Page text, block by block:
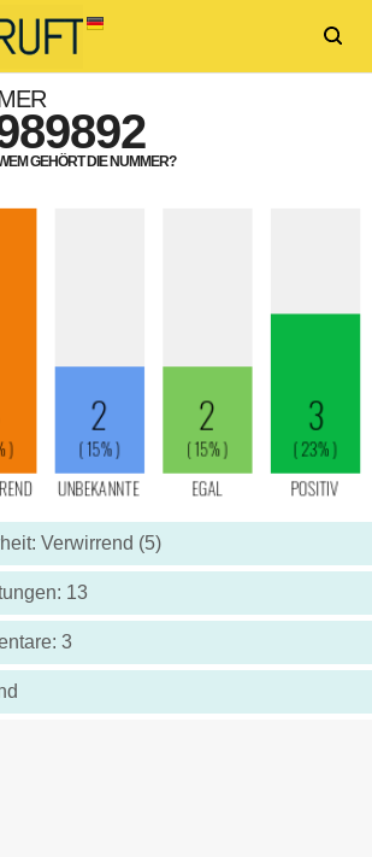
GEHÖRT DIE NUMMER?
Verwirrend (5)
13
3